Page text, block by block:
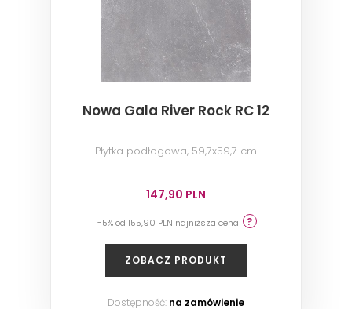
Nowa Gala River Rock RC 12
Płytka podłogowa, 59,7x59,7 cm
147,90 PLN
-5% od 155,90 PLN najniższa cena
ZOBACZ PRODUKT
Dostępność: na zamówienie